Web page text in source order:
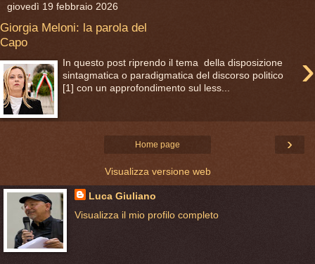
giovedì 19 febbraio 2026
Giorgia Meloni: la parola del
Capo
›
In questo post riprendo il tema della disposizione
sintagmatica o paradigmatica del discorso politico
[1] con un approfondimento sul less...
›
Home page
Visualizza versione web
Luca Giuliano
Visualizza il mio profilo completo